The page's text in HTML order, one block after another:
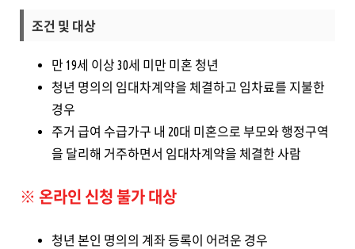
조건 및 대상
만 19세 이상 30세 미만 미혼 청년
청년 명의의 임대차계약을 체결하고 임차료를 지불한
경우
주거 급여 수급가구 내 20대 미혼으로 부모와 행정구역
을 달리해 거주하면서 임대차계약을 체결한 사람
※ 온라인 신청 불가 대상
청년 본인 명의의 계좌 등록이 어려운 경우